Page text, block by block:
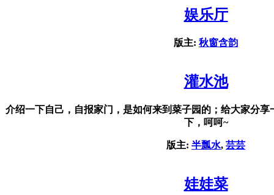
娱乐厅
版主: 秋窗含韵
灌水池
介绍一下自己，自报家门，是如何来到菜子园的；给大家分
下，呵呵~
版主: 半瓢水, 芸芸
娃娃菜